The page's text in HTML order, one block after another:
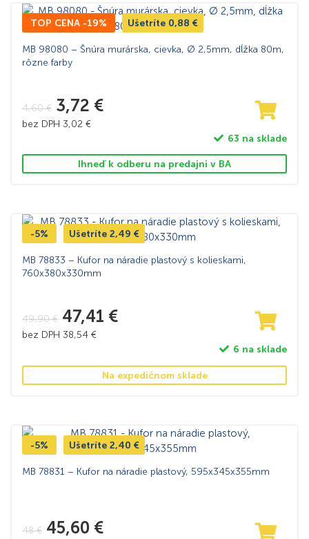
TOP CENA -19% Ušetríte 0,88 €
MB 98080 – Šnúra murárska, cievka, Ø 2,5mm, dĺžka 80m,
rôzne farby
4,60€ 3,72 €
bez DPH 3,02 €
63 na sklade
Ihneď k odberu na predajni v BA
-5% Ušetríte 2,49 €
MB 78833 – Kufor na náradie plastový s kolieskami,
760x380x330mm
49,90€ 47,41 €
bez DPH 38,54 €
6 na sklade
Na expedičnom sklade
-5% Ušetríte 2,40 €
MB 78831 – Kufor na náradie plastový, 595x345x355mm
48€ 45,60 €